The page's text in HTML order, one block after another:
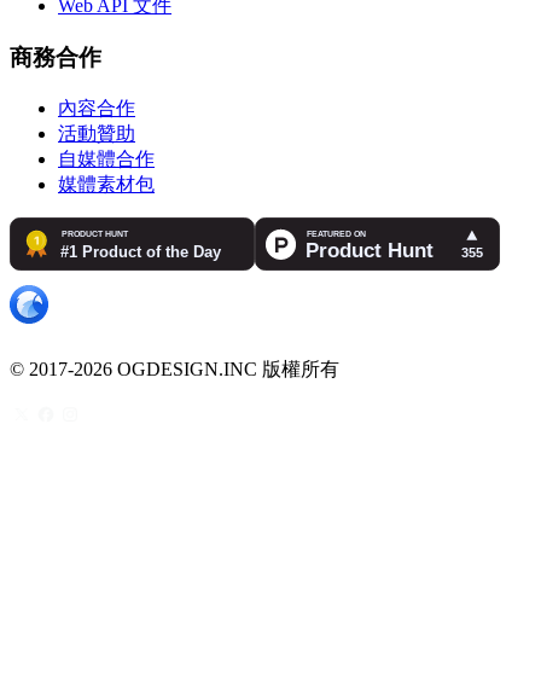
Web API 文件
商務合作
內容合作
活動贊助
自媒體合作
媒體素材包
© 2017-2026 OGDESIGN.INC 版權所有